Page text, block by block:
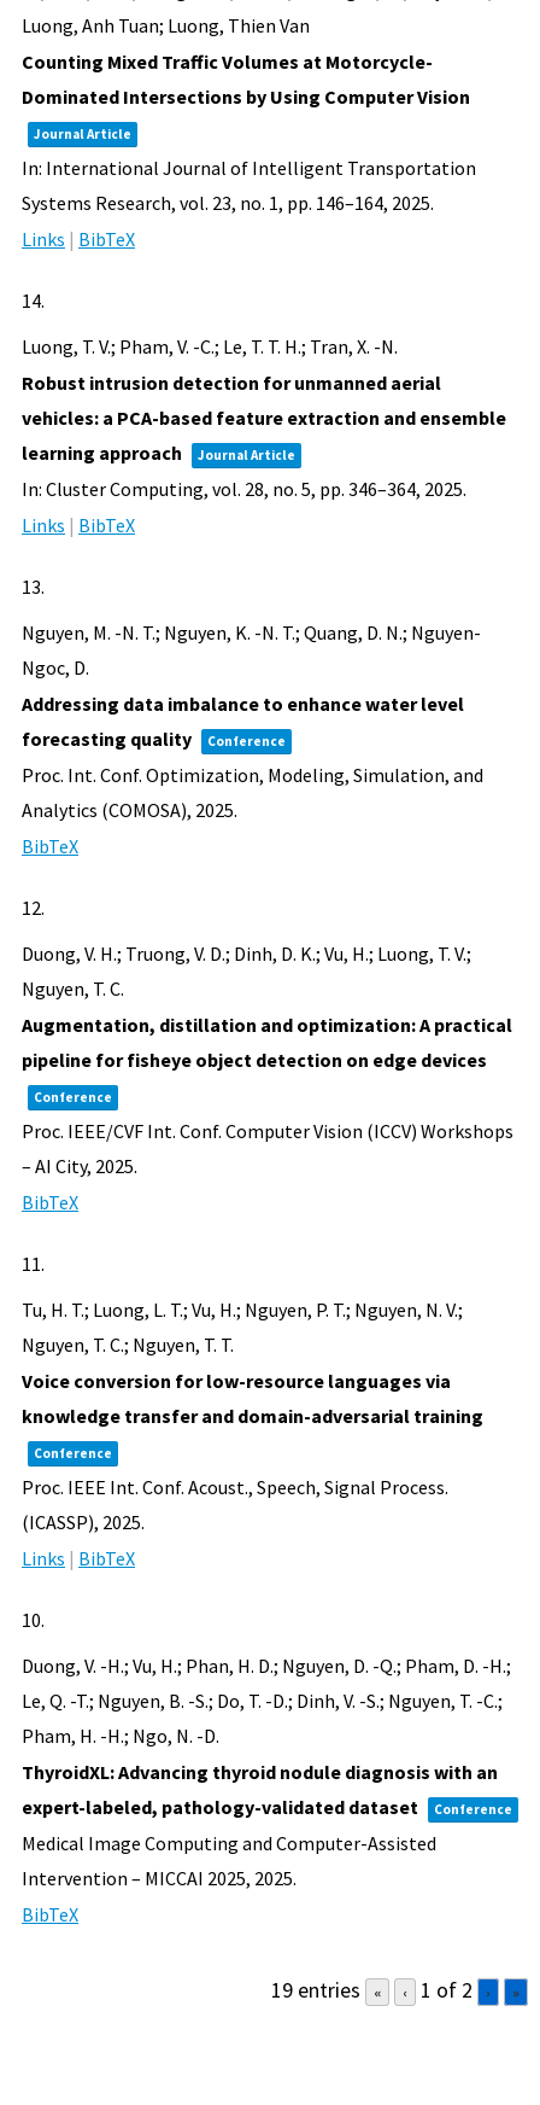
Luong, Anh Tuan; Luong, Thien Van
Counting Mixed Traffic Volumes at Motorcycle-
Dominated Intersections by Using Computer Vision
Journal Article
In: International Journal of Intelligent Transportation
Systems Research, vol. 23, no. 1, pp. 146–164, 2025.
Links | BibTeX
14.
Luong, T. V.; Pham, V. -C.; Le, T. T. H.; Tran, X. -N.
Robust intrusion detection for unmanned aerial
vehicles: a PCA-based feature extraction and ensemble
learning approach
Journal Article
In: Cluster Computing, vol. 28, no. 5, pp. 346–364, 2025.
Links | BibTeX
13.
Nguyen, M. -N. T.; Nguyen, K. -N. T.; Quang, D. N.; Nguyen-
Ngoc, D.
Addressing data imbalance to enhance water level
forecasting quality
Conference
Proc. Int. Conf. Optimization, Modeling, Simulation, and
Analytics (COMOSA), 2025.
BibTeX
12.
Duong, V. H.; Truong, V. D.; Dinh, D. K.; Vu, H.; Luong, T. V.;
Nguyen, T. C.
Augmentation, distillation and optimization: A practical
pipeline for fisheye object detection on edge devices
Conference
Proc. IEEE/CVF Int. Conf. Computer Vision (ICCV) Workshops
– AI City, 2025.
BibTeX
11.
Tu, H. T.; Luong, L. T.; Vu, H.; Nguyen, P. T.; Nguyen, N. V.;
Nguyen, T. C.; Nguyen, T. T.
Voice conversion for low-resource languages via
knowledge transfer and domain-adversarial training
Conference
Proc. IEEE Int. Conf. Acoust., Speech, Signal Process.
(ICASSP), 2025.
Links | BibTeX
10.
Duong, V. -H.; Vu, H.; Phan, H. D.; Nguyen, D. -Q.; Pham, D. -H.;
Le, Q. -T.; Nguyen, B. -S.; Do, T. -D.; Dinh, V. -S.; Nguyen, T. -C.;
Pham, H. -H.; Ngo, N. -D.
ThyroidXL: Advancing thyroid nodule diagnosis with an
expert-labeled, pathology-validated dataset
Conference
Medical Image Computing and Computer-Assisted
Intervention – MICCAI 2025, 2025.
BibTeX
19 entries « ‹ 1 of 2 › »